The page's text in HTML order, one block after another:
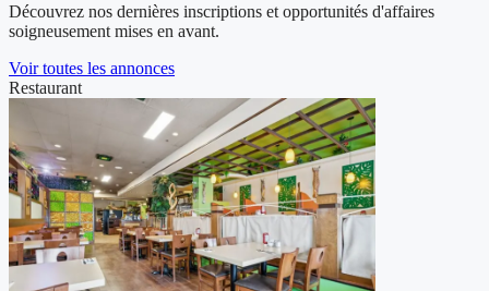
Découvrez nos dernières inscriptions et opportunités d'affaires
soigneusement mises en avant.
Voir toutes les annonces
Restaurant